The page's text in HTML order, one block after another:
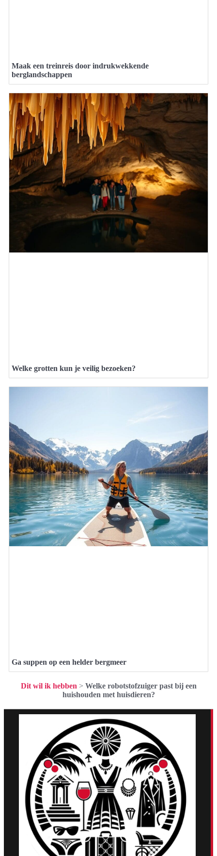
Maak een treinreis door indrukwekkende
berglandschappen
Welke grotten kun je veilig bezoeken?
Ga suppen op een helder bergmeer
Dit wil ik hebben > Welke robotstofzuiger past bij een
huishouden met huisdieren?